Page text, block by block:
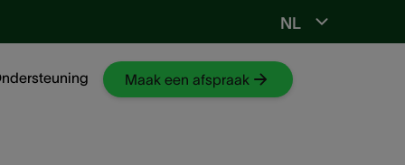
NL
Maak een afspraak
Ga naar NKO-web